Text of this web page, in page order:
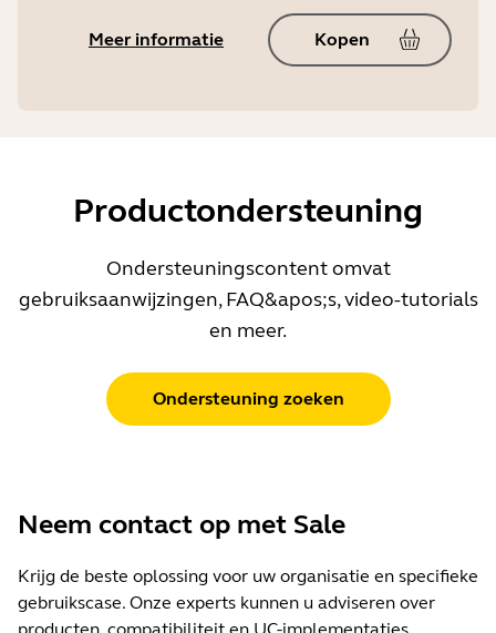
Meer informatie Kopen
Productondersteuning
Ondersteuningscontent omvat
gebruiksaanwijzingen, FAQ&apos;s, video-tutorials
en meer.
Ondersteuning zoeken
Neem contact op met Sale
Krijg de beste oplossing voor uw organisatie en specifieke
gebruikscase. Onze experts kunnen u adviseren over